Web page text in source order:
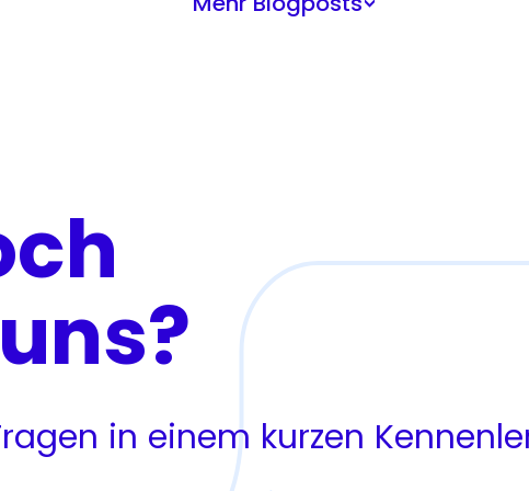
>
in einem kurzen